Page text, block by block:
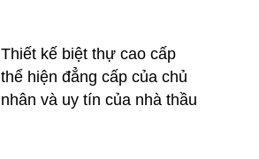
Thiết kế biệt thự cao cấp
thể hiện đẳng cấp của chủ
nhân và uy tín của nhà thầu